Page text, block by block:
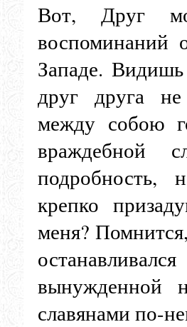
Вот, Друг
воспоминаний
Западе.
друг друга
между собою
враждебной
подробность,
крепко
меня?
вынужденной
славянами по-